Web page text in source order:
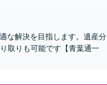
な解決を目指します。遺産分
取りも可能です【青葉通一